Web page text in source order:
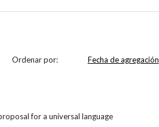
Ordenar por: Fecha de agregación
for a universal language